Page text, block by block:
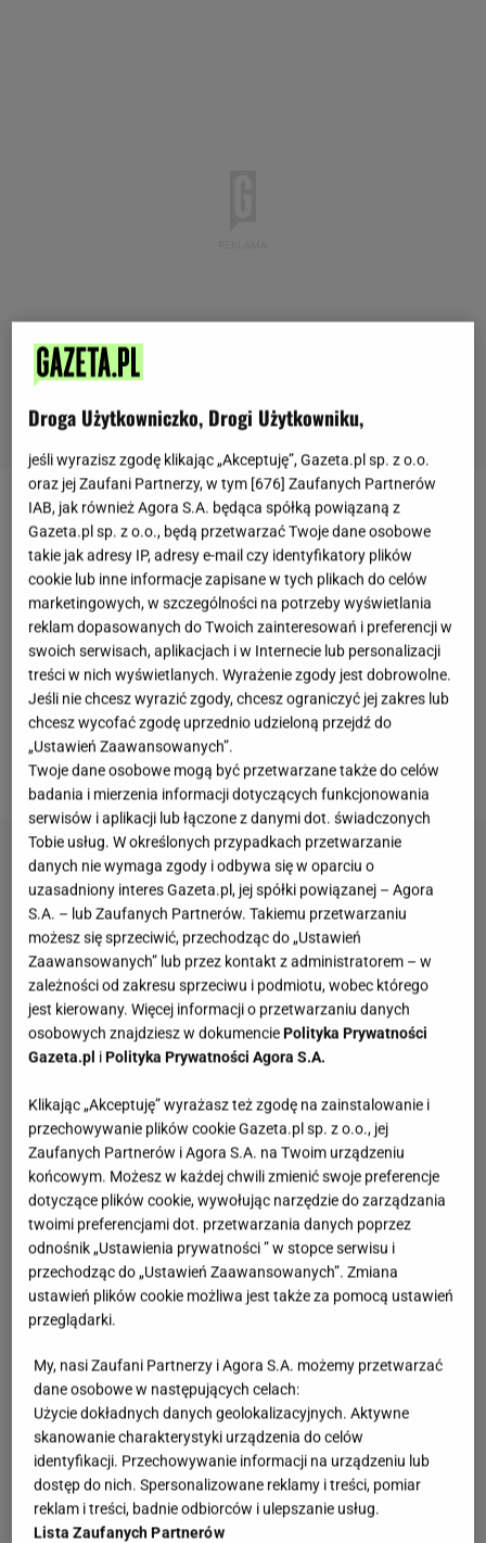
Zobacz wideoSernik idealny na lato - dwie
propozycje
Do porannejkawydobrze mieć coś słodkiego,
dlatego jeśli lubimy posmak espresso połączony z
nutąamarettoi białym kremem, warto wykonać w
domu szybkie tiramisu. Wystarczy kilka składników,
a ten ponadczasowy rarytas będzie gotowy w parę
minut.
Droga Użytkowniczko, Drogi Użytkowniku,
jeśli wyrazisz zgodę klikając „Akceptuję”, Gazeta.pl sp. z o.o.
oraz jej Zaufani Partnerzy, w tym [676] Zaufanych Partnerów
IAB, jak również Agora S.A. będąca spółką powiązaną z
Gazeta.pl sp. z o.o., będą przetwarzać Twoje dane osobowe
takie jak adresy IP, adresy e-mail czy identyfikatory plików
cookie lub inne informacje zapisane w tych plikach do celów
marketingowych, w szczególności na potrzeby wyświetlania
reklam dopasowanych do Twoich zainteresowań i preferencji w
swoich serwisach, aplikacjach i w Internecie lub personalizacji
treści w nich wyświetlanych. Wyrażenie zgody jest dobrowolne.
Jeśli nie chcesz wyrazić zgody, chcesz ograniczyć jej zakres lub
chcesz wycofać zgodę uprzednio udzieloną przejdź do
„Ustawień Zaawansowanych”.
Twoje dane osobowe mogą być przetwarzane także do celów
badania i mierzenia informacji dotyczących funkcjonowania
serwisów i aplikacji lub łączone z danymi dot. świadczonych
Tobie usług. W określonych przypadkach przetwarzanie
danych nie wymaga zgody i odbywa się w oparciu o
uzasadniony interes Gazeta.pl, jej spółki powiązanej – Agora
S.A. – lub Zaufanych Partnerów. Takiemu przetwarzaniu
możesz się sprzeciwić, przechodząc do „Ustawień
Zaawansowanych” lub przez kontakt z administratorem – w
zależności od zakresu sprzeciwu i podmiotu, wobec którego
jest kierowany. Więcej informacji o przetwarzaniu danych
osobowych znajdziesz w dokumencie Polityka Prywatności
Gazeta.pl i Polityka Prywatności Agora S.A.
Klikając „Akceptuję” wyrażasz też zgodę na zainstalowanie i
przechowywanie plików cookie Gazeta.pl sp. z o.o., jej
Zaufanych Partnerów i Agora S.A. na Twoim urządzeniu
końcowym. Możesz w każdej chwili zmienić swoje preferencje
dotyczące plików cookie, wywołując narzędzie do zarządzania
twoimi preferencjami dot. przetwarzania danych poprzez
odnośnik „Ustawienia prywatności ” w stopce serwisu i
przechodząc do „Ustawień Zaawansowanych”. Zmiana
ustawień plików cookie możliwa jest także za pomocą ustawień
przeglądarki.
My, nasi Zaufani Partnerzy i Agora S.A. możemy przetwarzać
dane osobowe w następujących celach:
Użycie dokładnych danych geolokalizacyjnych. Aktywne
skanowanie charakterystyki urządzenia do celów
identyfikacji. Przechowywanie informacji na urządzeniu lub
dostęp do nich. Spersonalizowane reklamy i treści, pomiar
reklam i treści, badnie odbiorców i ulepszanie usług.
Lista Zaufanych Partnerów